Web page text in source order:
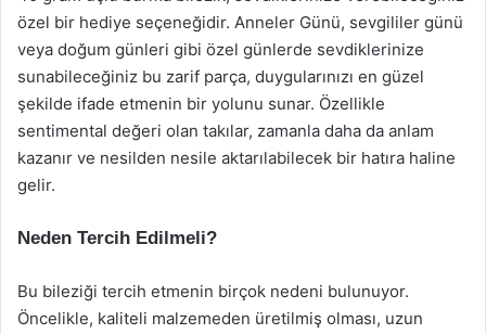
özel bir hediye seçeneğidir. Anneler Günü, sevgililer günü
veya doğum günleri gibi özel günlerde sevdiklerinize
sunabileceğiniz bu zarif parça, duygularınızı en güzel
şekilde ifade etmenin bir yolunu sunar. Özellikle
sentimental değeri olan takılar, zamanla daha da anlam
kazanır ve nesilden nesile aktarılabilecek bir hatıra haline
gelir.
Neden Tercih Edilmeli?
Bu bileziği tercih etmenin birçok nedeni bulunuyor.
Öncelikle, kaliteli malzemeden üretilmiş olması, uzun